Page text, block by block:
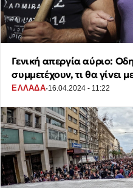
Γενική απεργία αύριο:
συμμετέχουν, τι θα γίνει
ΕΛΛΑΔΑ·16.04.2024 - 11:22